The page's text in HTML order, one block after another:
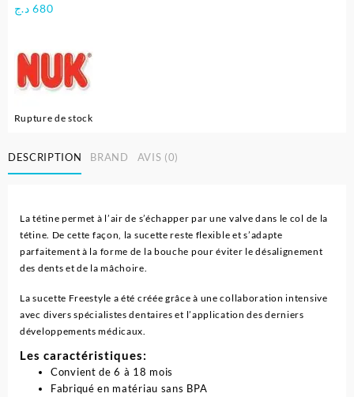
680 د.ج
Rupture de stock
DESCRIPTION BRAND AVIS (0)
La tétine permet à l’air de s’échapper par une valve dans le col de la
tétine. De cette façon, la sucette reste flexible et s’adapte
parfaitement à la forme de la bouche pour éviter le désalignement
des dents et de la mâchoire.
La sucette Freestyle a été créée grâce à une collaboration intensive
avec divers spécialistes dentaires et l’application des derniers
développements médicaux.
Les caractéristiques:
Convient de 6 à 18 mois
Fabriqué en matériau sans BPA